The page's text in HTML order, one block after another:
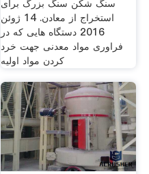
سنگ شکن سنگ بزرگ برای
استخراج از معادن. 14 ژوئن
2016 دستگاه هایی که در
فراوری مواد معدنی جهت خرد
کردن مواد اولیه